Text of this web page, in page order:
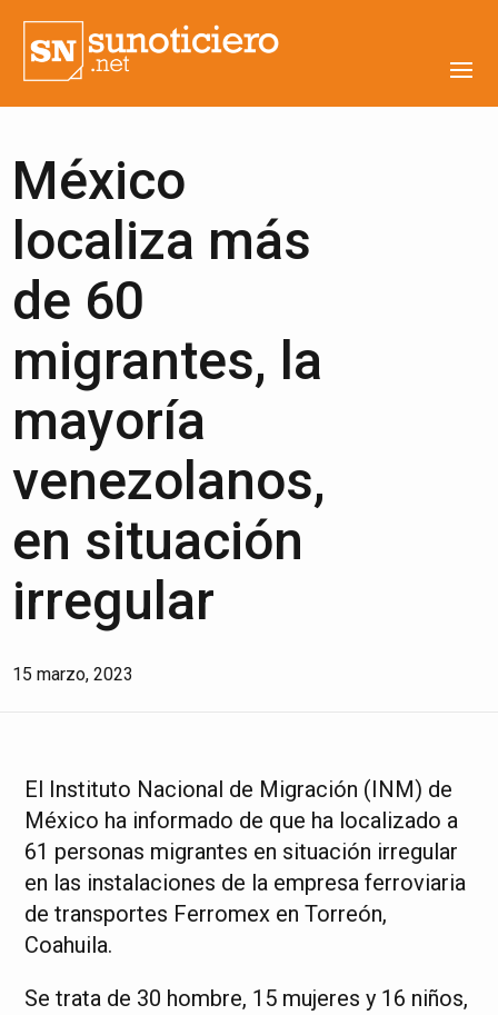
México
localiza más
de 60
migrantes, la
mayoría
venezolanos,
en situación
irregular
15 marzo, 2023
El Instituto Nacional de Migración (INM) de
México ha informado de que ha localizado a
61 personas migrantes en situación irregular
en las instalaciones de la empresa ferroviaria
de transportes Ferromex en Torreón,
Coahuila.
Se trata de 30 hombre, 15 mujeres y 16 niños,